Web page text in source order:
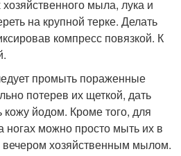
мыла, лука и
на крупной терке. Делать
компресс повязкой. К
промыть пораженные
потерев их щеткой, дать
кожу йодом. Кроме того, для
ногах можно просто мыть их в
вечером хозяйственным мылом.